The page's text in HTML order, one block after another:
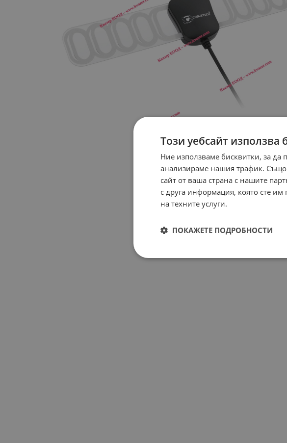
Този уебсайт използва
Ние използваме бисквитки, за
анализираме нашия трафик.
сайт от ваша страна с нашите
с друга информация, която сте
на техните услуги.
ПОКАЖЕТЕ ПОДРОБНОСТИ